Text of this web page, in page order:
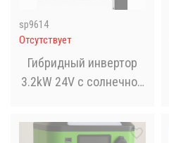
sp9614
Отсутствует
Гибридный инвертор
3.2kW 24V с солнечной